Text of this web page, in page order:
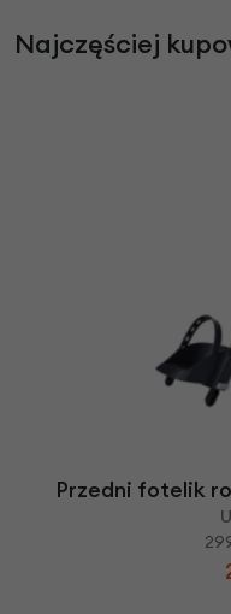
Najczęściej
Przedni fotelik